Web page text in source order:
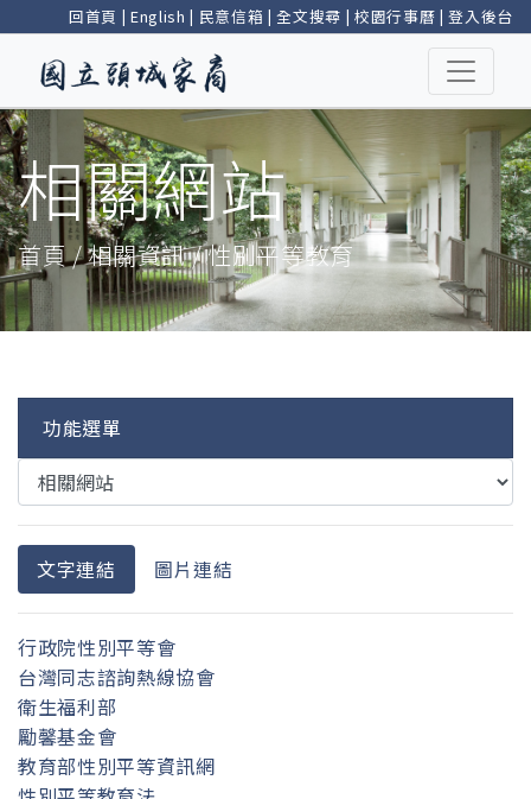
回首頁 | English | 民意信箱 |全文搜尋 | 校園行事曆 |登入後台
相關網站
首頁 / 相關資訊 / 性別平等教育
功能選單
文字連結 圖片連結
行政院性別平等會
台灣同志諮詢熱線協會
衛生福利部
勵馨基金會
教育部性別平等資訊網